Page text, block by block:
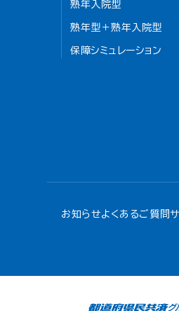
熟年入院型
熟年型＋熟年入院型
保障シミュレーション
お知らせよくあるご質問